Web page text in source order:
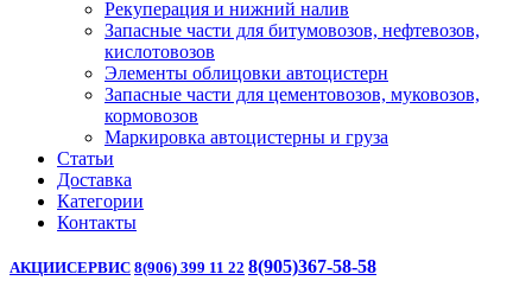
Рекуперация и нижний налив
Запасные части для битумовозов, нефтевозов,
кислотовозов
Элементы облицовки автоцистерн
Запасные части для цементовозов, муковозов,
кормовозов
Маркировка автоцистерны и груза
Статьи
Доставка
Категории
Контакты
АКЦИИСЕРВИС 8(906) 399 11 22 8(905)367-58-58